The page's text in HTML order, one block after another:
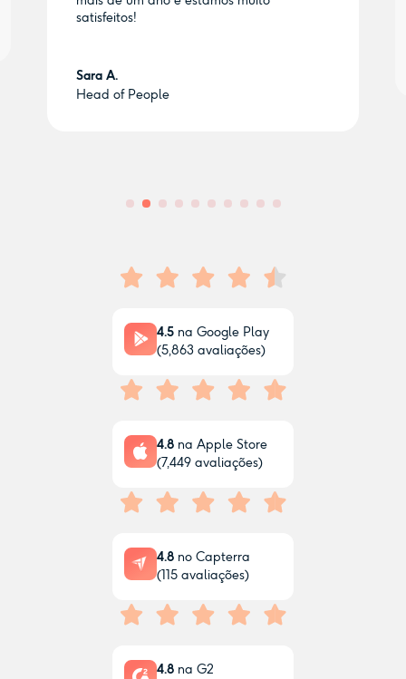
satisfeitos!
Sara A.
Head of People
4.5na Google Play
(5,863avaliações)
4.8na Apple Store
(7,449avaliações)
4.8no Capterra
(115avaliações)
4.8na G2